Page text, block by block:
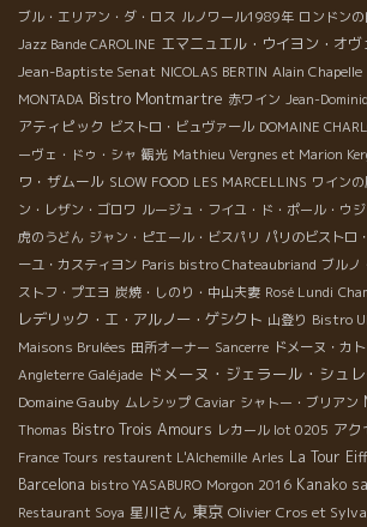
ブル・エリアン・ダ・ロス ルノワール1989年 ロンドン
Jazz Bande CAROLINE エマニュエル・ウイヨン・オヴ
Jean-Baptiste Senat NICOLAS BERTIN Alain Chapelle
MONTADA Bistro Montmartre 赤ワイン Jean-
アティピック ビストロ・ビュヴァール DOMAINE
ーヴェ・ドゥ・シャ 観光 Mathieu Vergnes et Marion
ワ・ザムール SLOW FOOD LES MARCELLINS ワイン
ン・レザン・ゴロワ ルージュ・フイユ・ド・ポール・ウ
虎のうどん ジャン・ピエール・ビスパリ パリのビストロ
ーユ・カスティヨン Paris bistro Chateaubriand ブルノ
ストフ・プエヨ 炭焼・しのり・中山夫妻 Rosé Lundi
レデリック・エ・アルノー・ゲシクト 山登り Bistro
Maisons Brulées 田所オーナー Sancerre ドメーヌ・カ
Angleterre Galéjade ドメーヌ・ジェラール・シュ
Domaine Gauby ムレシップ Caviar シャトー・ブリアン
Thomas Bistro Trois Amours レカール lot 0205 アク
France Tours restaurent L'Alchemille Arles La Tour
Barcelona bistro YASABURO Morgon 2016 Kanako
Restaurant Soya 星川さん 東京 Olivier Cros et